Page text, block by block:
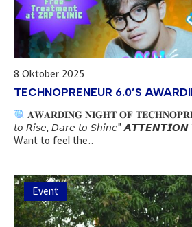
8 Oktober 2025
TECHNOPRENEUR 6.0’S
𝐀𝐖𝐀𝐑𝐃𝐈𝐍𝐆 𝐍𝐈𝐆𝐇𝐓 𝐎𝐅
𝘵𝘰 𝘙𝘪𝘴𝘦, 𝘋𝘢𝘳𝘦 𝘵𝘰 𝘚𝘩𝘪𝘯𝘦”
Want to feel the..
Event